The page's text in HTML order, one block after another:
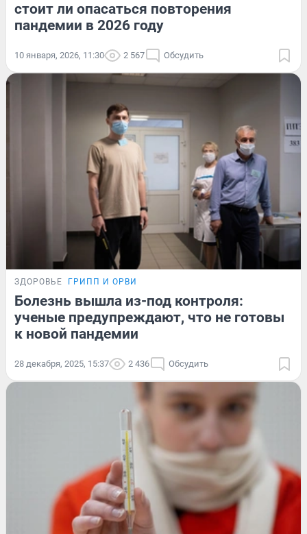
стоит ли опасаться повторения
пандемии в 2026 году
10 января, 2026, 11:30 2 567 Обсудить
ЗДОРОВЬЕ ГРИПП И ОРВИ
Болезнь вышла из-под контроля:
ученые предупреждают, что не готовы
к новой пандемии
28 декабря, 2025, 15:37 2 436 Обсудить